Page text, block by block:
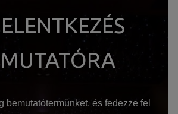
bemutatótermünket, és fedezze fel